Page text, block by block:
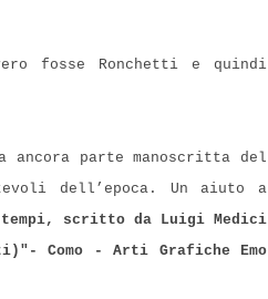
fosse Ronchetti e quindi
ancora parte manoscritta del
dell’epoca. Un aiuto a
scritto da Luigi Medici
Como - Arti Grafiche Emo